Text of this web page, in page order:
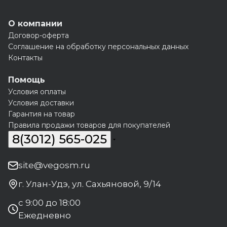
О компании
Договор-оферта
Соглашение на обработку персональных данных
Контакты
Помощь
Условия оплаты
Условия доставки
Гарантия на товар
Правила продажи товаров для покупателей
8(3012) 565-025
site@vegosm.ru
г. Улан-Удэ, ул. Сахьяновой, 9/14
с 9:00 до 18:00
Ежедневно